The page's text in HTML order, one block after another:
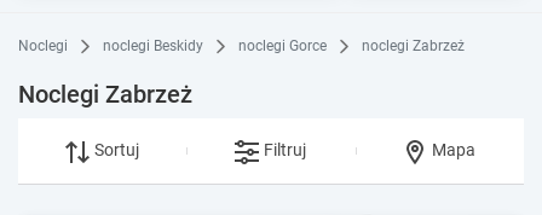
Noclegi noclegi Beskidy noclegi Gorce noclegi Zabrzeż
Noclegi Zabrzeż
Sortuj Filtruj Mapa